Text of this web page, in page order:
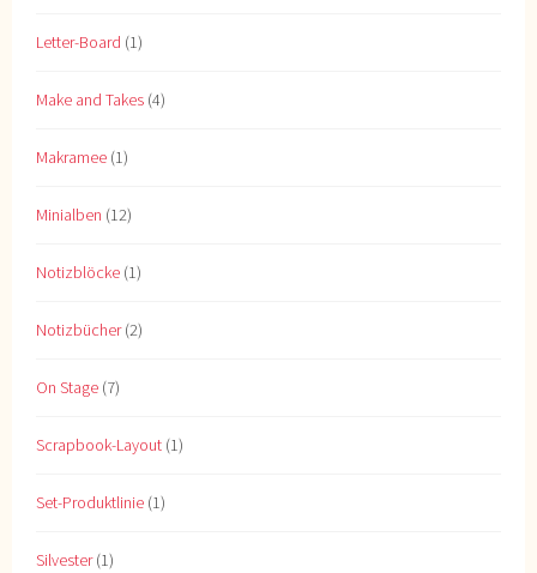
Letter-Board (1)
Make and Takes (4)
Makramee (1)
Minialben (12)
Notizblöcke (1)
Notizbücher(2)
On Stage (7)
Scrapbook-Layout (1)
Set-Produktlinie (1)
Silvester(1)